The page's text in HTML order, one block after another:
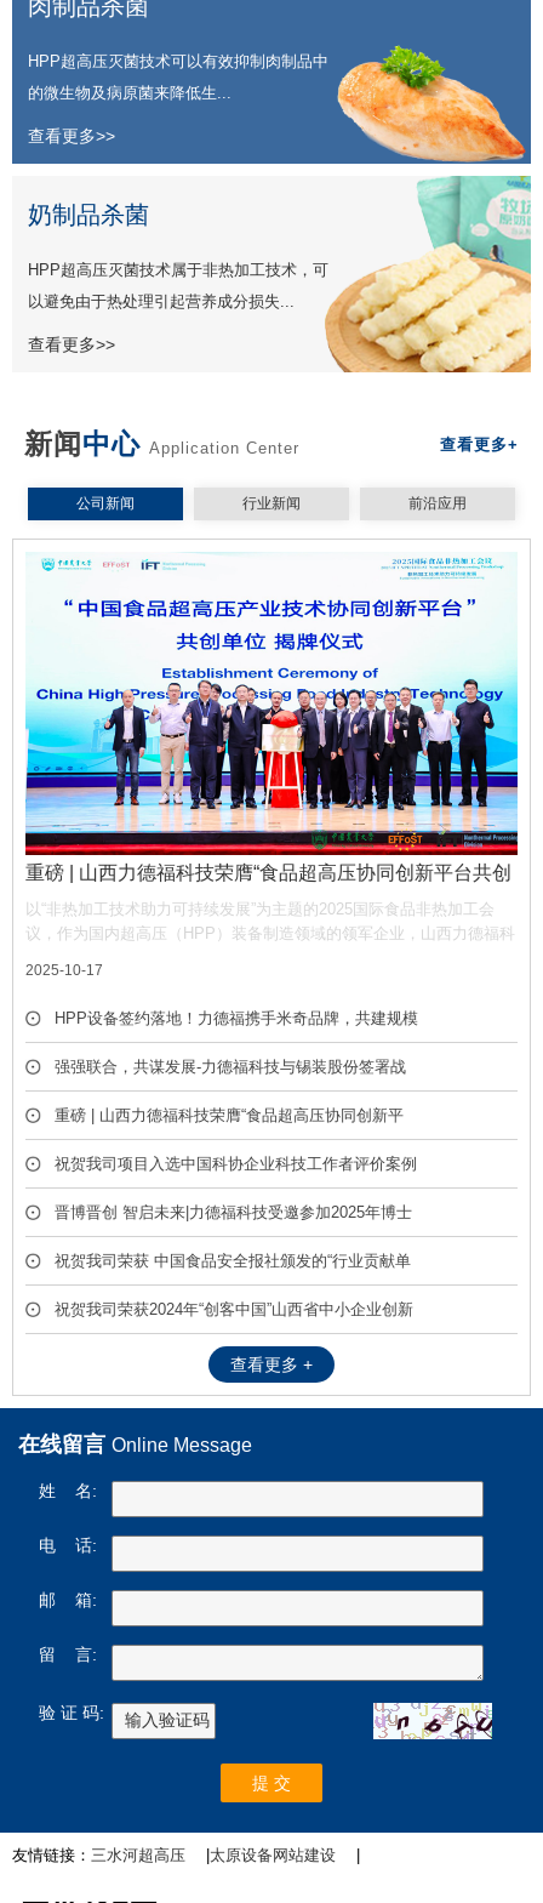
肉制品杀菌
HPP超高压灭菌技术可以有效抑制肉制品中
的微生物及病原菌来降低生...
查看更多>>
奶制品杀菌
HPP超高压灭菌技术属于非热加工技术，可
以避免由于热处理引起营养成分损失...
查看更多>>
新闻中心 Application Center 查看更多+
公司新闻 行业新闻 前沿应用
重磅 | 山西力德福科技荣膺“食品超高压协同创新平台共创
单位”，携手产业链共筑非热加工新生态
以“非热加工技术助力可持续发展”为主题的2025国际食品非热加工会
议，作为国内超高压（HPP）装备制造领域的领军企业，山西力德福科
号，彰显了公司在推动超高压技术产业化中的核心作用。
2025-10-17
HPP设备签约落地！力德福携手米奇品牌，共建规模
化冷榨饮品产线
强强联合，共谋发展-力德福科技与锡装股份签署战
略合作框架协议
重磅 | 山西力德福科技荣膺“食品超高压协同创新平
台共创单位”，携手产业链共筑非热加工新生态
祝贺我司项目入选中国科协企业科技工作者评价案例
库
晋博晋创 智启未来|力德福科技受邀参加2025年博士
后创新创业成果展
祝贺我司荣获 中国食品安全报社颁发的“行业贡献单
位” 荣誉称号
祝贺我司荣获2024年“创客中国”山西省中小企业创新
查看更多 +
在线留言 Online Message
姓 名:
电 话:
邮 箱:
留 言:
验 证 码:
友情链接： 三水河超高压 |太原设备网站建设 |